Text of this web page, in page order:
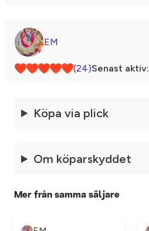
EM
(24)Senast aktiv:
Köpa via plick
Om köparskyddet
Mer från samma säljare